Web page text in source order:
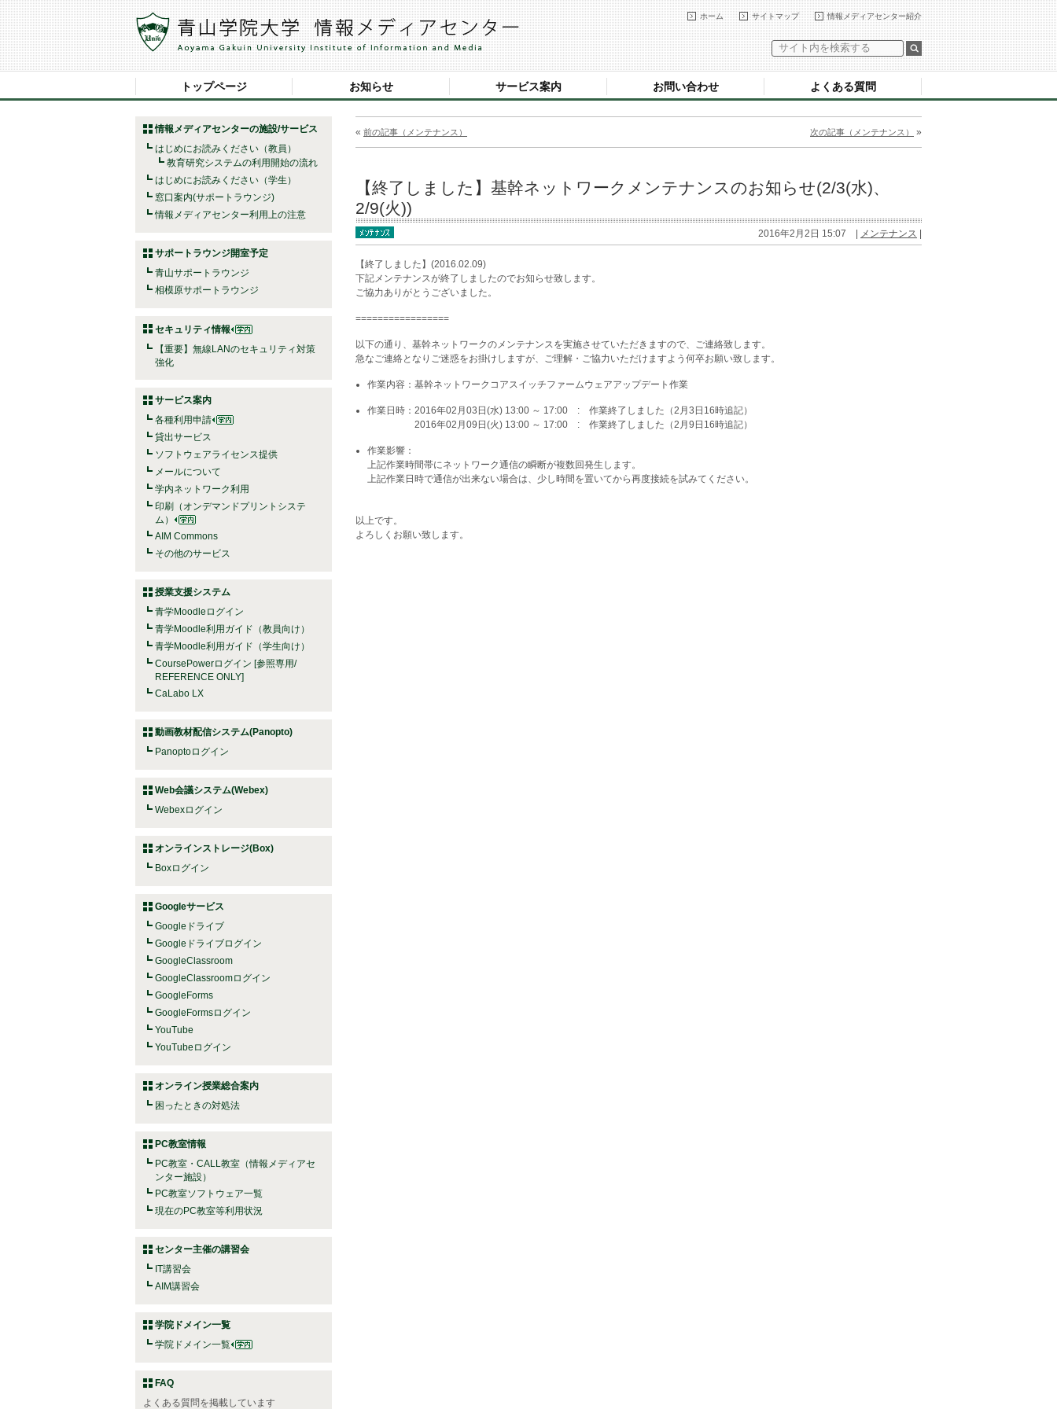
情報メディアセンター紹介
サイトマップ
ホーム
トップページ お知らせ サービス案内 お問い合わせ よくある質問
情報メディアセンターの施設/サービス
はじめにお読みください（教員）
教育研究システムの利用開始の流れ
はじめにお読みください（学生）
窓口案内(サポートラウンジ)
情報メディアセンター利用上の注意
サポートラウンジ開室予定
青山サポートラウンジ
相模原サポートラウンジ
セキュリティ情報
【重要】無線LANのセキュリティ対策
強化
サービス案内
各種利用申請
貸出サービス
ソフトウェアライセンス提供
メールについて
学内ネットワーク利用
印刷（オンデマンドプリントシステ
ム）
AIM Commons
その他のサービス
授業支援システム
青学Moodleログイン
青学Moodle利用ガイド（教員向け）
青学Moodle利用ガイド（学生向け）
CoursePowerログイン [参照専用/
REFERENCE ONLY]
CaLabo LX
動画教材配信システム(Panopto)
Panoptoログイン
Web会議システム(Webex)
Webexログイン
オンラインストレージ(Box)
Boxログイン
Googleサービス
Googleドライブ
Googleドライブログイン
GoogleClassroom
GoogleClassroomログイン
GoogleForms
GoogleFormsログイン
YouTube
YouTubeログイン
オンライン授業総合案内
困ったときの対処法
PC教室情報
PC教室・CALL教室（情報メディアセ
ンター施設）
PC教室ソフトウェア一覧
現在のPC教室等利用状況
センター主催の講習会
IT講習会
AIM講習会
学院ドメイン一覧
学院ドメイン一覧
FAQ
よくある質問を掲載しています
« 前の記事（メンテナンス） 次の記事（メンテナンス） »
【終了しました】基幹ネットワークメンテナンスのお知らせ(2/3(水)、
2/9(火))
2016年2月2日 15:07 | メンテナンス
【終了しました】(2016.02.09)
下記メンテナンスが終了しましたのでお知らせ致します。
ご協力ありがとうございました。
=================
以下の通り、基幹ネットワークのメンテナンスを実施させていただきますので、ご連絡致します。
急なご連絡となりご迷惑をお掛けしますが、ご理解・ご協力いただけますよう何卒お願い致します。
作業内容：基幹ネットワークコアスイッチファームウェアアップデート作業
作業日時：2016年02月03日(水) 13:00 ～ 17:00 : 作業終了しました（2月3日16時追記）
2016年02月09日(火) 13:00 ～ 17:00 : 作業終了しました（2月9日16時追記）
作業影響：
上記作業時間帯にネットワーク通信の瞬断が複数回発生します。
上記作業日時で通信が出来ない場合は、少し時間を置いてから再度接続を試みてください。
以上です。
よろしくお願い致します。